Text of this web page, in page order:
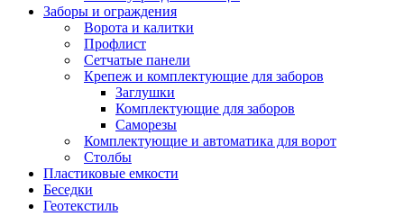
Заборы и ограждения
Ворота и калитки
Профлист
Сетчатые панели
Крепеж и комплектующие для заборов
Заглушки
Комплектующие для заборов
Саморезы
Комплектующие и автоматика для ворот
Столбы
Пластиковые емкости
Беседки
Геотекстиль